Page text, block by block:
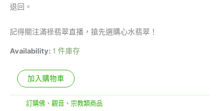
退回。
記得關注滿祿翡翠直播，搶先選購心水翡翠！
Availability: 1 件庫存
加入購物車
訂購佛、觀音、宗教類商品